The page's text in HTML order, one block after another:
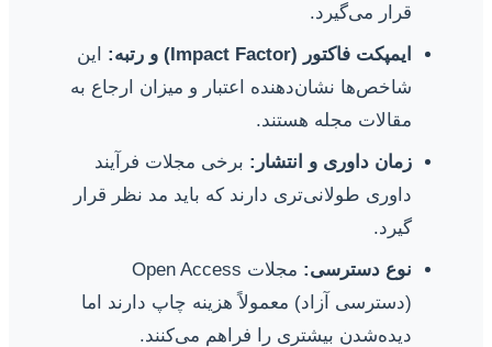
قرار می‌گیرد.
ایمپکت فاکتور (Impact Factor) و رتبه:
این
شاخص‌ها نشان‌دهنده اعتبار و میزان ارجاع به
مقالات مجله هستند.
زمان داوری و انتشار: برخی مجلات فرآیند
داوری طولانی‌تری دارند که باید مد نظر قرار
گیرد.
نوع دسترسی:
مجلات Open Access
(دسترسی آزاد) معمولاً هزینه چاپ دارند اما
دیده‌شدن بیشتری را فراهم می‌کنند.